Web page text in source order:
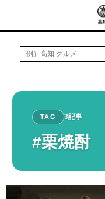
TAG 3記事
#栗焼酎